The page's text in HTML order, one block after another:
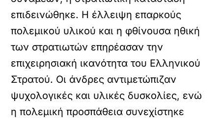
επιδεινώθηκε. Η έλλειψη επαρκούς
πολεμικού υλικού και η φθίνουσα ηθική
των στρατιωτών επηρέασαν την
επιχειρησιακή ικανότητα του Ελληνικού
Στρατού. Οι άνδρες αντιμετώπιζαν
ψυχολογικές και υλικές δυσκολίες, ενώ
η πολεμική προσπάθεια συνεχίστηκε